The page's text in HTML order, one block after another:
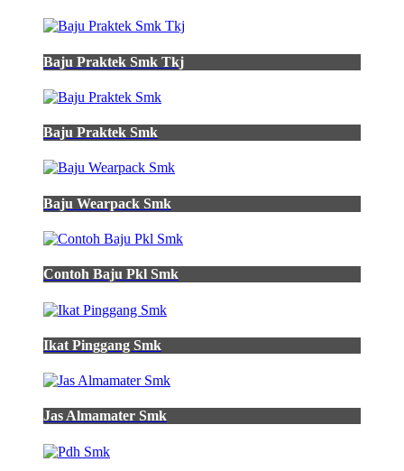
Baju Praktek Smk Tkj
Baju Praktek Smk
Baju Wearpack Smk
Contoh Baju Pkl Smk
Ikat Pinggang Smk
Jas Almamater Smk